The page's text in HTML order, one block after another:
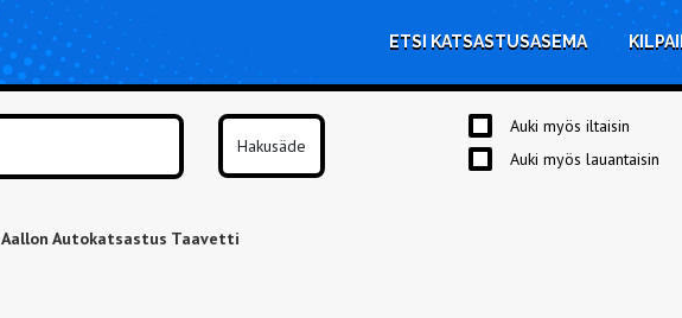
ETSI KATSASTUSASEMA
Auki myös iltaisin
Auki myös lauantaisin
Aallon Autokatsastus Taavetti